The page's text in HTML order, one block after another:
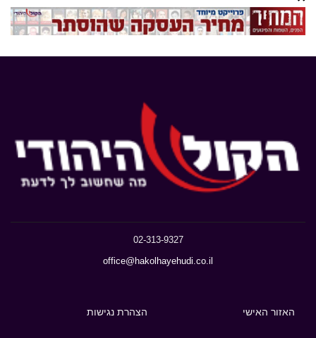
02-313-9327
office@hakolhayehudi.co.il
האזור האישי הצהרת נגישות